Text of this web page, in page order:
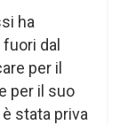
ha
fuori dal
per il
per il suo
stata priva